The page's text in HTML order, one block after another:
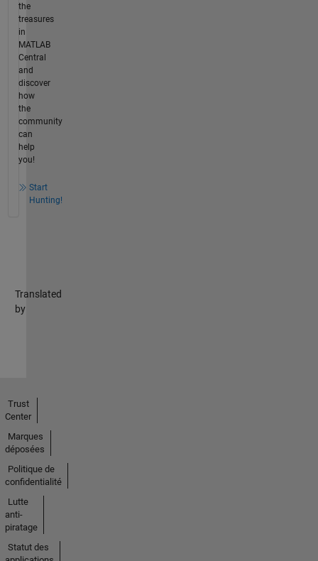
the
treasures
in
MATLAB
Central
and
discover
how
the
community
can
help
you!
Start
Hunting!
Translated
by
Trust
Center
Marques
déposées
Politique de
confidentialité
Lutte
anti-
piratage
Statut des